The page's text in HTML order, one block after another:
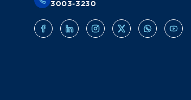
3003-3230